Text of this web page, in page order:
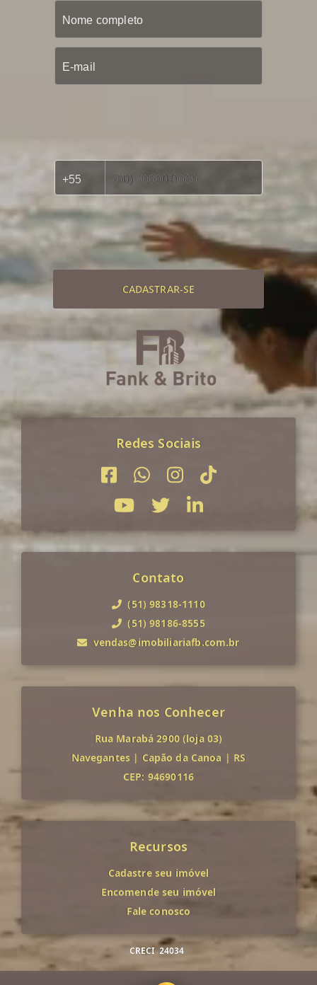
CADASTRAR-SE
Redes Sociais
Contato
(51) 98318-1110
(51) 98186-8555
vendas@imobiliariafb.com.br
Venha nos Conhecer
Rua Marabá 2900 (loja 03)
Navegantes | Capão da Canoa | RS
CEP: 94690116
Recursos
Cadastre seu imóvel
Encomende seu imóvel
Fale conosco
CRECI 24034